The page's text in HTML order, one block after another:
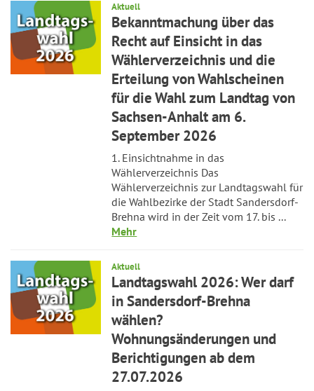
Aktuell
Bekanntmachung über das
Recht auf Einsicht in das
Wählerverzeichnis und die
Erteilung von Wahlscheinen
für die Wahl zum Landtag von
Sachsen-Anhalt am 6.
September 2026
1. Einsichtnahme in das
Wählerverzeichnis Das
Wählerverzeichnis zur Landtagswahl für
die Wahlbezirke der Stadt Sandersdorf-
Brehna wird in der Zeit vom 17. bis ...
Mehr
Aktuell
Landtagswahl 2026: Wer darf
in Sandersdorf-Brehna
wählen?
Wohnungsänderungen und
Berichtigungen ab dem
27.07.2026